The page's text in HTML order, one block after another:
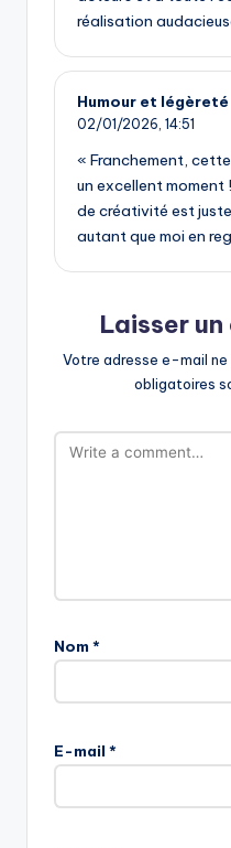
réalisation
Humour et légèreté
02/01/2026, 14:51
« Franchement,
un excellent moment
de créativité est
autant que moi en
Laisser
Votre adresse e-mail ne
obligatoires
Nom *
E-mail *